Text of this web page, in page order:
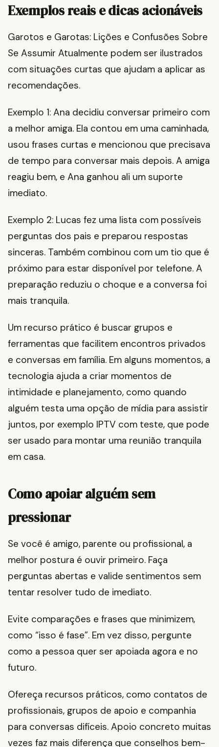
Exemplos reais e dicas acionáveis
Garotos e Garotas: Lições e Confusões Sobre
Se Assumir Atualmente podem ser ilustrados
com situações curtas que ajudam a aplicar as
recomendações.
Exemplo 1: Ana decidiu conversar primeiro com
a melhor amiga. Ela contou em uma caminhada,
usou frases curtas e mencionou que precisava
de tempo para conversar mais depois. A amiga
reagiu bem, e Ana ganhou ali um suporte
imediato.
Exemplo 2: Lucas fez uma lista com possíveis
perguntas dos pais e preparou respostas
sinceras. Também combinou com um tio que é
próximo para estar disponível por telefone. A
preparação reduziu o choque e a conversa foi
mais tranquila.
Um recurso prático é buscar grupos e
ferramentas que facilitem encontros privados
e conversas em família. Em alguns momentos, a
tecnologia ajuda a criar momentos de
intimidade e planejamento, como quando
alguém testa uma opção de mídia para assistir
juntos, por exemplo IPTV com teste, que pode
ser usado para montar uma reunião tranquila
em casa.
Como apoiar alguém sem
pressionar
Se você é amigo, parente ou profissional, a
melhor postura é ouvir primeiro. Faça
perguntas abertas e valide sentimentos sem
tentar resolver tudo de imediato.
Evite comparações e frases que minimizem,
como “isso é fase”. Em vez disso, pergunte
como a pessoa quer ser apoiada agora e no
futuro.
Ofereça recursos práticos, como contatos de
profissionais, grupos de apoio e companhia
para conversas difíceis. Apoio concreto muitas
vezes faz mais diferença que conselhos bem-